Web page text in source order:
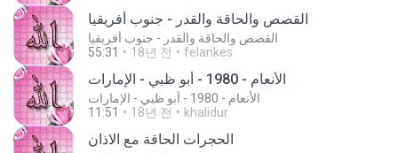
القصص والحاقة والقدر - جنوب أفريقيا
القصص والحاقة والقدر - جنوب أفريقيا
55:31
18년 전 felankes
الأنعام - 1980 - أبو ظبي - الإمارات
الأنعام - 1980 - أبو ظبي - الإمارات
11:51
18년 전 khalidur
الحجرات الحاقة مع الاذان